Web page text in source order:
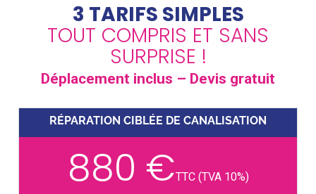
3 TARIFS SIMPLES
TOUT COMPRIS ET SANS
SURPRISE !
Déplacement inclus – Devis gratuit
RÉPARATION CIBLÉE DE CANALISATION
880 €TTC (TVA 10%)